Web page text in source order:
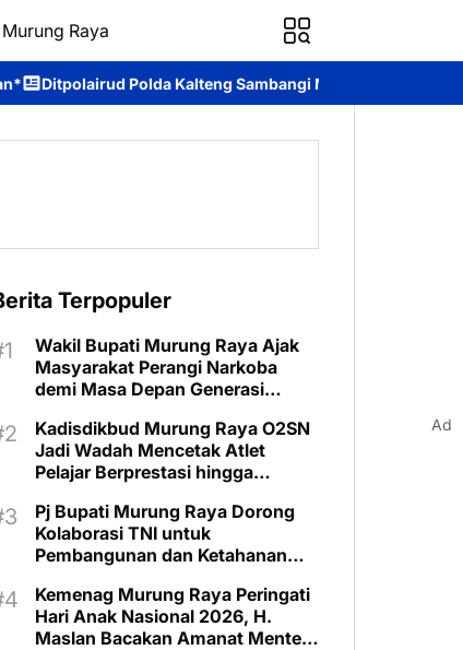
Raya
Kalteng Sambangi Masyarakat, Berikan Edukasi tentang
Terpopuler
Wakil Bupati Murung Raya Ajak
Masyarakat Perangi Narkoba
demi Masa Depan Generasi
Kadisdikbud Murung Raya O2SN
Jadi Wadah Mencetak Atlet
Pelajar Berprestasi hingga
Pj Bupati Murung Raya Dorong
Kolaborasi TNI untuk
Pembangunan dan Ketahanan
Kemenag Murung Raya Peringati
Hari Anak Nasional 2026, H.
Maslan Bacakan Amanat Menteri
Ad